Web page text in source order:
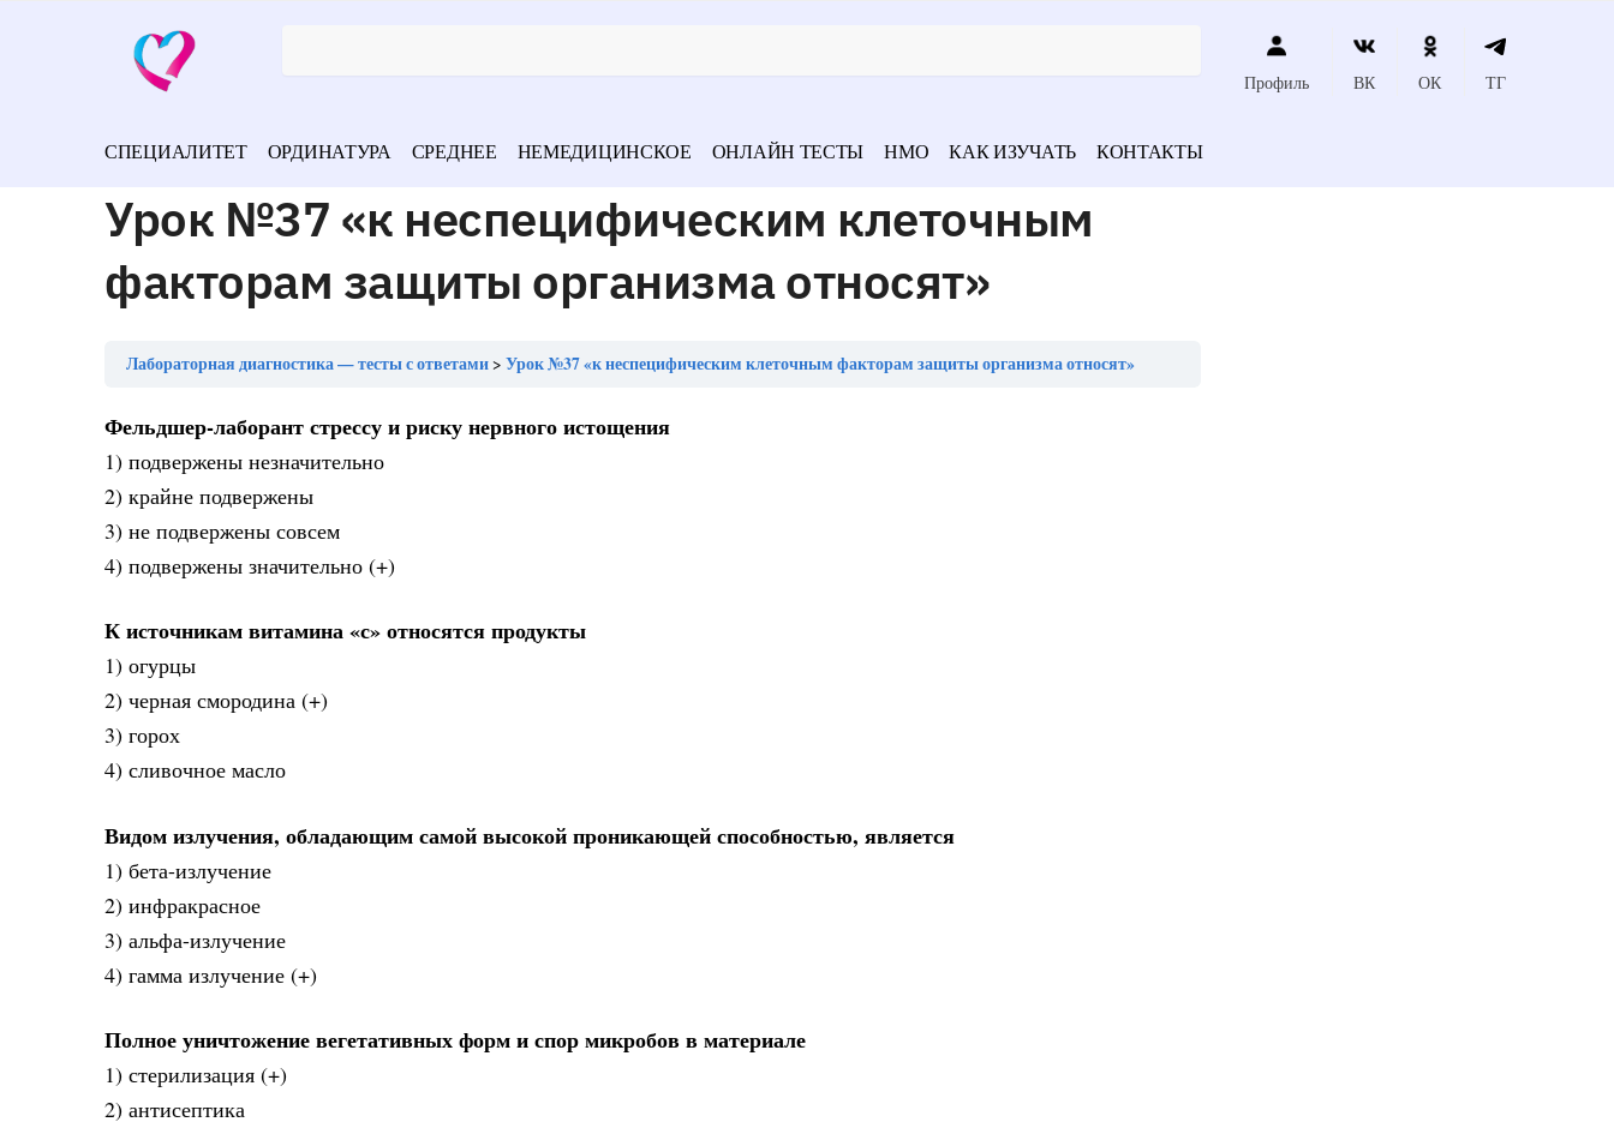
Профиль ВК ОК ТГ
СПЕЦИАЛИТЕТ ОРДИНАТУРА СРЕДНЕЕ НЕМЕДИЦИНСКОЕ ОНЛАЙН ТЕСТЫ НМО КАК ИЗУЧАТЬ КОНТАКТЫ
Урок №37 «к неспецифическим клеточным
факторам защиты организма относят»
Лабораторная диагностика — тесты с ответами Урок №37 «к неспецифическим клеточным факторам защиты организма относят»
Фельдшер-лаборант стрессу и риску нервного истощения
1) подвержены незначительно
2) крайне подвержены
3) не подвержены совсем
4) подвержены значительно (+)
К источникам витамина «с» относятся продукты
1) огурцы
2) черная смородина (+)
3) горох
4) сливочное масло
Видом излучения, обладающим самой высокой проникающей способностью, является
1) бета-излучение
2) инфракрасное
3) альфа-излучение
4) гамма излучение (+)
Полное уничтожение вегетативных форм и спор микробов в материале
1) стерилизация (+)
2) антисептика